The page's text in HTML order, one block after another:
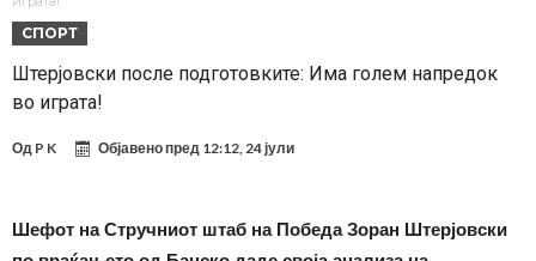
СПОРТ
Штерјовски после подготовките: Има голем напредок
во играта!
Од P K Објавено пред 12:12, 24 јули
Шефот на Стручниот штаб на Победа Зоран Штерјовски